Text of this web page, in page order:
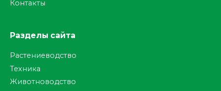
Контакты
Разделы сайта
Растениеводство
Техника
Животноводство